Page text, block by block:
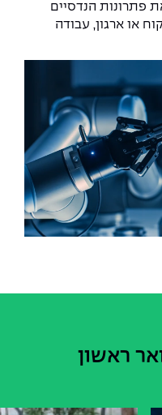
פתרונות הנדסיים
או ארגון, עבודה
ראשון